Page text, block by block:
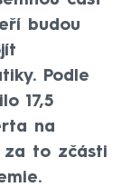
budou
Podle
17,5
na
za to zčásti